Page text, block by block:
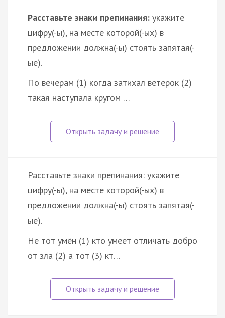
Расставьте знаки препинания: укажите
цифру(-ы), на месте которой(-ых) в
предложении должна(-ы) стоять запятая(-
ые).
По вечерам (1) когда затихал ветерок (2)
такая наступала кругом …
Расставьте знаки препинания: укажите
цифру(-ы), на месте которой(-ых) в
предложении должна(-ы) стоять запятая(-
ые).
Не тот умён (1) кто умеет отличать добро
от зла (2) а тот (3) кт…